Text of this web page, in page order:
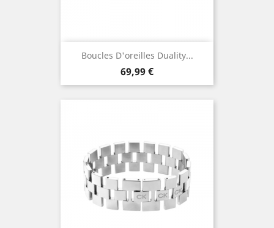
Boucles D'oreilles Duality...
Prix
69,99 €